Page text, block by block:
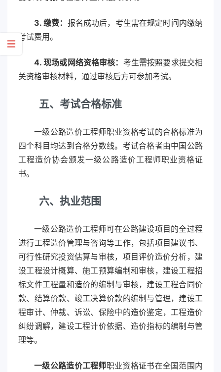
3. 缴费： 报名成功后，考生需在规定时间内缴纳
考试费用。
4. 现场或网络资格审核： 考生需按照要求提交相
关资格审核材料，通过审核后方可参加考试。
五、考试合格标准
一级公路造价工程师职业资格考试的合格标准为
四个科目均达到合格分数线。考试合格者由中国公路
工程造价协会颁发一级公路造价工程师职业资格证
书。
六、执业范围
一级公路造价工程师可在公路建设项目的全过程
进行工程造价管理与咨询等工作，包括项目建议书、
可行性研究投资估算与审核，项目评价造价分析，建
设工程设计概算、施工预算编制和审核，建设工程招
标文件工程量和造价的编制与审核，建设工程合同价
款、结算价款、竣工决算价款的编制与管理，建设工
程审计、仲裁、诉讼、保险中的造价鉴定，工程造价
纠纷调解，建设工程计价依据、造价指标的编制与管
理等。
一级公路造价工程师职业资格证书在全国范围内